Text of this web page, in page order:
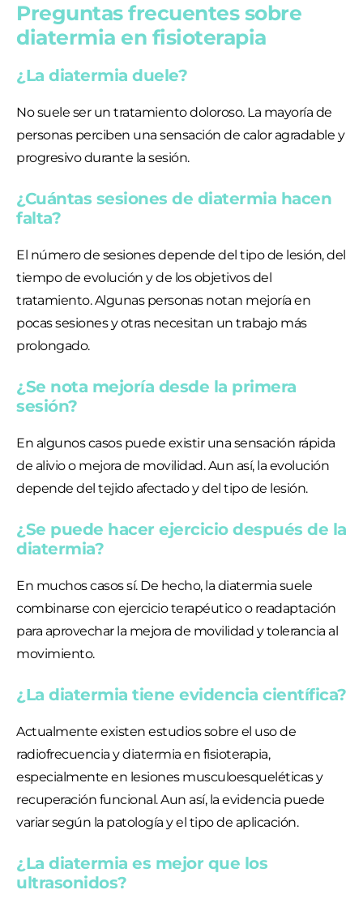
Preguntas frecuentes sobre
diatermia en fisioterapia
¿La diatermia duele?
No suele ser un tratamiento doloroso. La mayoría de
personas perciben una sensación de calor agradable y
progresivo durante la sesión.
¿Cuántas sesiones de diatermia hacen
falta?
El número de sesiones depende del tipo de lesión, del
tiempo de evolución y de los objetivos del
tratamiento. Algunas personas notan mejoría en
pocas sesiones y otras necesitan un trabajo más
prolongado.
¿Se nota mejoría desde la primera
sesión?
En algunos casos puede existir una sensación rápida
de alivio o mejora de movilidad. Aun así, la evolución
depende del tejido afectado y del tipo de lesión.
¿Se puede hacer ejercicio después de la
diatermia?
En muchos casos sí. De hecho, la diatermia suele
combinarse con ejercicio terapéutico o readaptación
para aprovechar la mejora de movilidad y tolerancia al
movimiento.
¿La diatermia tiene evidencia científica?
Actualmente existen estudios sobre el uso de
radiofrecuencia y diatermia en fisioterapia,
especialmente en lesiones musculoesqueléticas y
recuperación funcional. Aun así, la evidencia puede
variar según la patología y el tipo de aplicación.
¿La diatermia es mejor que los
ultrasonidos?